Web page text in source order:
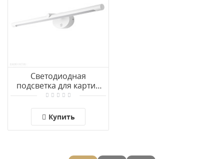
Светодиодная
подсветка для картин
Arte Lamp RONNIE
Купить